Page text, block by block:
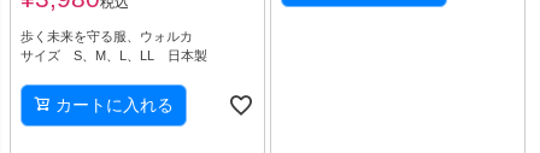
歩く未来を守る服、ウォルカ
サイズ S、M、L、LL 日本製
カートに入れる